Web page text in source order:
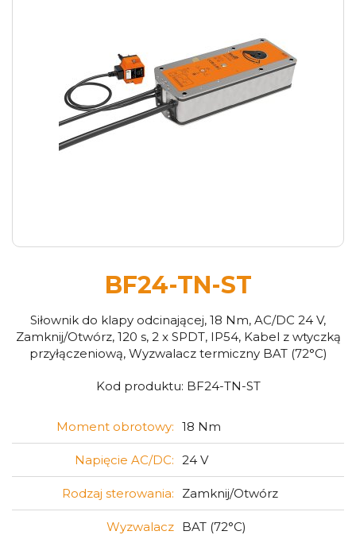
BF24-TN-ST
Siłownik do klapy odcinającej, 18 Nm, AC/DC 24 V,
Zamknij/Otwórz, 120 s, 2 x SPDT, IP54, Kabel z wtyczką
przyłączeniową, Wyzwalacz termiczny BAT (72°C)
Kod produktu: BF24-TN-ST
Moment obrotowy: 18 Nm
Napięcie AC/DC: 24 V
Rodzaj sterowania: Zamknij/Otwórz
Wyzwalacz BAT (72°C)